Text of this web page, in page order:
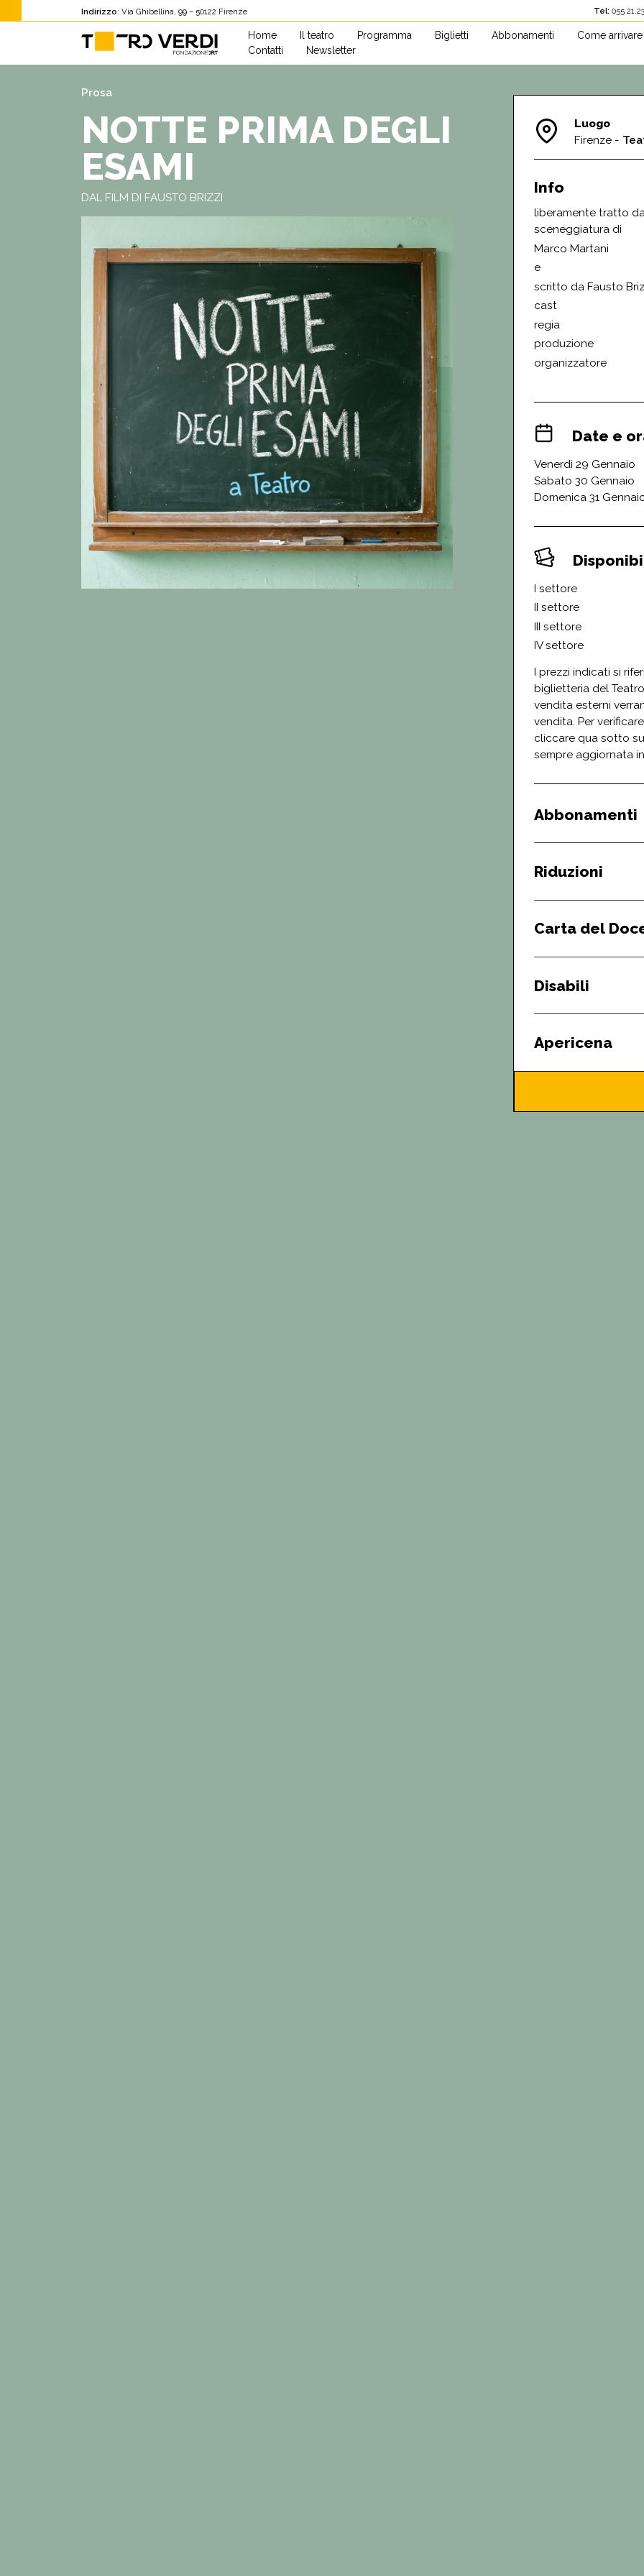
Indirizzo: Via Ghibellina, 99 – 50122 Firenze Tel: 055
Home Il teatro Programma Biglietti Abbonamenti
Come arrivare
Contatti
Newsletter
Prosa
NOTTE PRIMA DEGLI
ESAMI
DAL FILM DI FAUSTO BRIZZI
Luogo
Firenze -
Info
liberamente tratto
sceneggiatura di
Marco Martani
e
scritto da Fausto
cast
regia
produzione
organizzatore
Date e
Venerdì 29 Gennaio
Sabato 30 Gennaio
Domenica 31
I settore
II settore
III settore
IV settore
I prezzi indicati si
biglietteria del
vendita esterni
vendita. Per
cliccare qua sotto
sempre aggiornata
Abbonamenti
Riduzioni
Carta del
Disabili
Apericena